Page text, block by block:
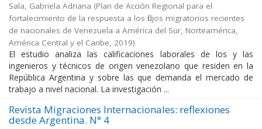
Sala, Gabriela Adriana (Plan de Acción Regional para el
fortalecimiento de la respuesta a los flujos migratorios recientes
de nacionales de Venezuela a América del Sur, Norteamérica,
América Central y el Caribe, 2019)
El estudio analiza las calificaciones laborales de los y las
ingenieros y técnicos de origen venezolano que residen en la
República Argentina y sobre las que demanda el mercado de
trabajo a nivel nacional. La investigación ...
Revista Migraciones Internacionales: reflexiones
desde Argentina. N° 4